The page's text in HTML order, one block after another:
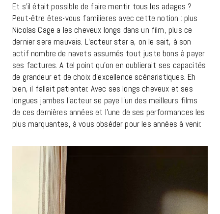
Et s’il était possible de faire mentir tous les adages ?
Peut-être êtes-vous familier.es avec cette notion : plus
Nicolas Cage a les cheveux longs dans un film, plus ce
dernier sera mauvais. L’acteur star a, on le sait, à son
actif nombre de navets assumés tout juste bons à payer
ses factures. A tel point qu’on en oublierait ses capacités
de grandeur et de choix d’excellence scénaristiques. Eh
bien, il fallait patienter. Avec ses longs cheveux et ses
longues jambes l’acteur se paye l’un des meilleurs films
de ces dernières années et l’une de ses performances les
plus marquantes, à vous obséder pour les années à venir.